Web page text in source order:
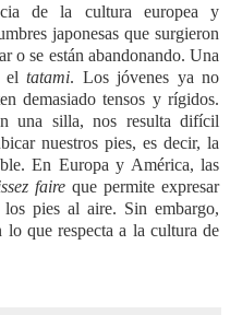
de la cultura europea y
japonesas que surgieron
o se están abandonando. Una
eltatami. Los jóvenes ya no
demasiado tensos y rígidos.
una silla, nos resulta difícil
nuestros pies, es decir, la
En Europa y América, las
faire que permite expresar
pies al aire. Sin embargo,
lo que respecta a la cultura de